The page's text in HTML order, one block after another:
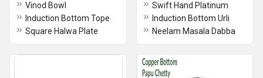
Vinod Bowl
Induction Bottom Tope
Square Halwa Plate
Swift Hand Platinum
Induction Bottom Urli
Neelam Masala Dabba